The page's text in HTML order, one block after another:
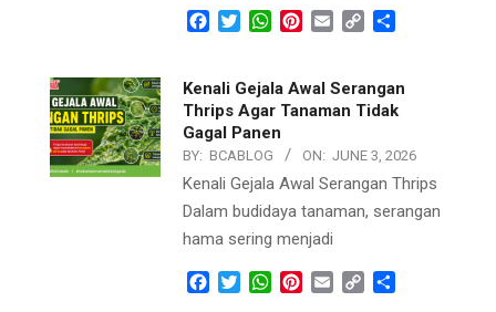
Facebook
TwitterWhatsApp
Pinterest
Email Copy
Kenali Gejala Awal Serangan
Thrips Agar Tanaman Tidak
Gagal Panen
BY: BCABLOG ON: JUNE 3, 2026
Kenali Gejala Awal Serangan Thrips
Dalam budidaya tanaman, serangan
hama sering menjadi
Facebook
TwitterWhatsApp
Pinterest
Email Copy